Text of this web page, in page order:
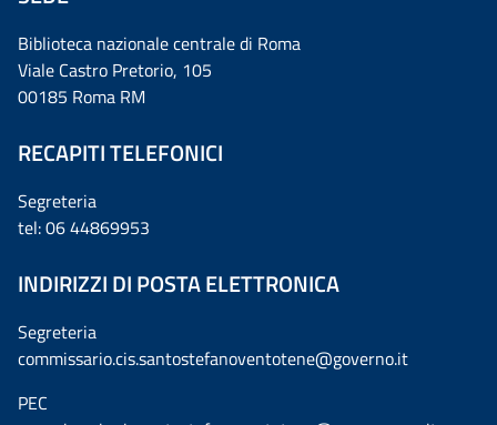
Biblioteca nazionale centrale di Roma
Viale Castro Pretorio, 105
00185 Roma RM
RECAPITI TELEFONICI
Segreteria
tel: 06 44869953
INDIRIZZI DI POSTA ELETTRONICA
Segreteria
commissario.cis.santostefanoventotene@governo.it
PEC